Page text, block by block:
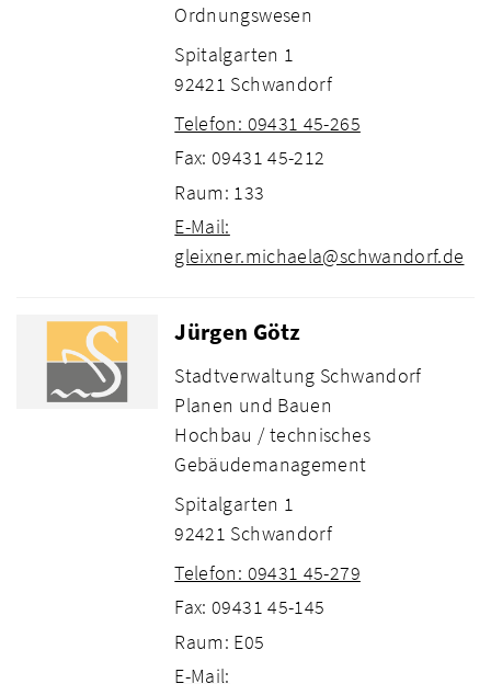
Ordnungswesen
Spitalgarten 1
92421 Schwandorf
Telefon: 09431 45-265
Fax: 09431 45-212
Raum: 133
E-Mail:
gleixner.michaela@schwandorf.de
Jürgen Götz
Stadtverwaltung Schwandorf
Planen und Bauen
Hochbau / technisches
Gebäudemanagement
Spitalgarten 1
92421 Schwandorf
Telefon: 09431 45-279
Fax: 09431 45-145
Raum: E05
E-Mail: